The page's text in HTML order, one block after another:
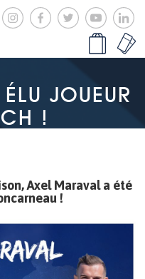
JOUEUR
!
Axel Maraval a été
!